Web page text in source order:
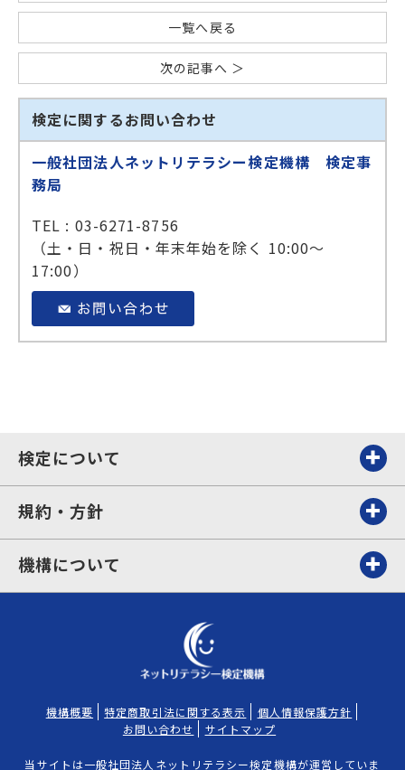
一覧へ戻る
次の記事へ ＞
検定に関するお問い合わせ
一般社団法人ネットリテラシー検定機構 検定事
務局
TEL : 03-6271-8756
（土・日・祝日・年末年始を除く 10:00～
17:00）
検定について
規約・方針
機構について
機構概要 特定商取引法に関する表示
個人情報保護方針
お問い合わせ
サイトマップ
当サイトは一般社団法人ネットリテラシー検定機構が運営していま